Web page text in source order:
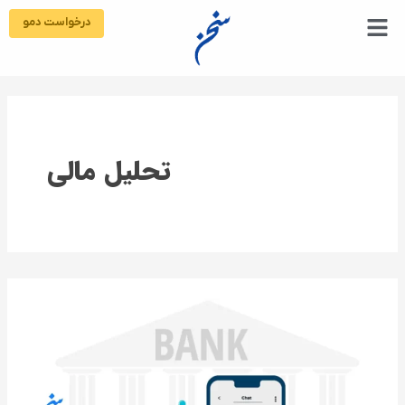
درخواست دمو
تحلیل مالی